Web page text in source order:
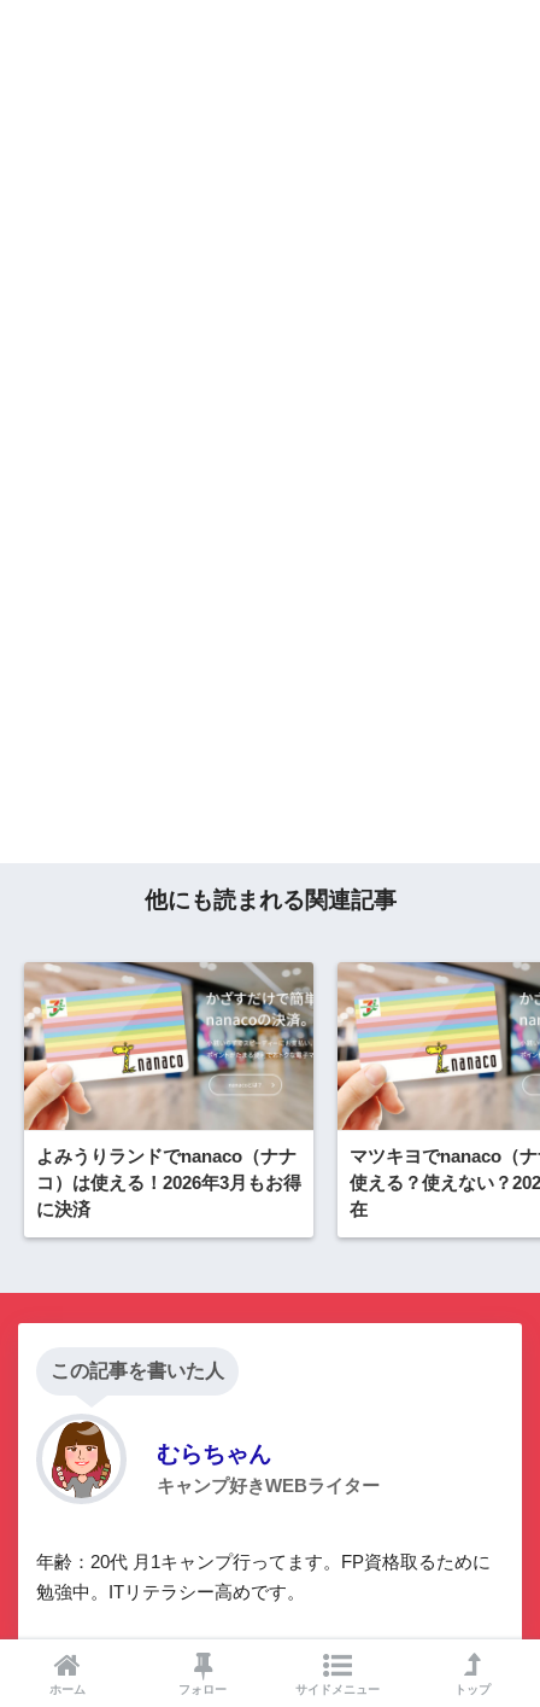
他にも読まれる関連記事
よみうりランドでnanaco（ナナ
コ）は使える！2026年3月もお得
に決済
マツキヨでnanaco（
使える？使えない？
在
この記事を書いた人
むらちゃん
キャンプ好きWEBライター
年齢：20代 月1キャンプ行ってます。FP資格取るために
勉強中。ITリテラシー高めです。
ホーム フォロー サイドメニュー トップ